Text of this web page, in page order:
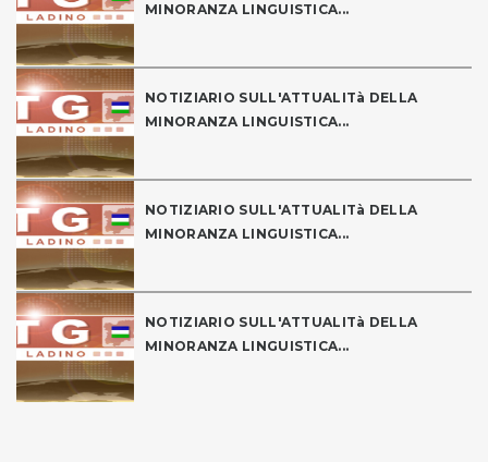
MINORANZA LINGUISTICA...
NOTIZIARIO SULL'ATTUALITà DELLA
MINORANZA LINGUISTICA...
NOTIZIARIO SULL'ATTUALITà DELLA
MINORANZA LINGUISTICA...
NOTIZIARIO SULL'ATTUALITà DELLA
MINORANZA LINGUISTICA...